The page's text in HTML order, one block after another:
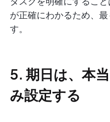
が正確にわかるため、
す。
5. 期日は、本
み設定する